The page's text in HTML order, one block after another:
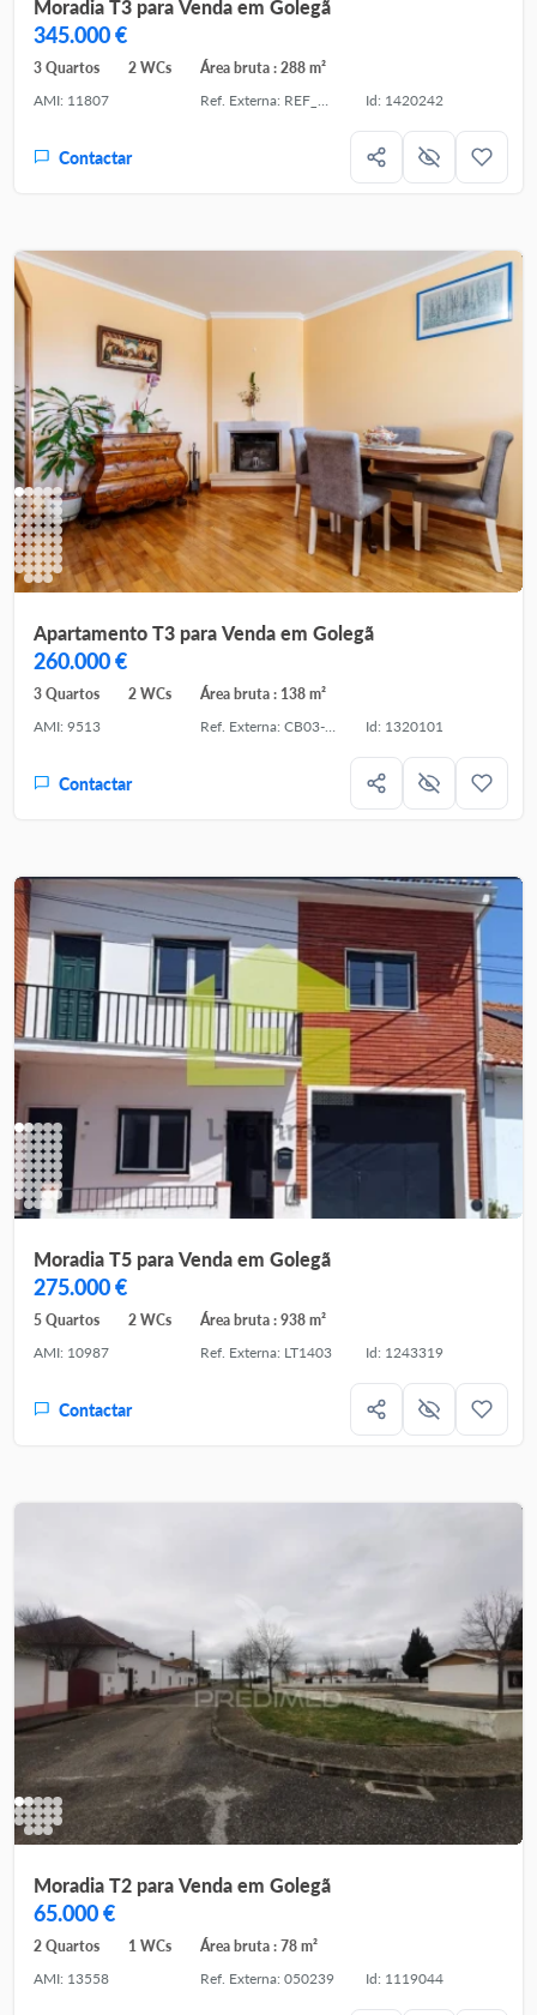
Moradia T3 para Venda em Golegã
345.000 €
3 Quartos 2 WCs
Área bruta : 288 m²
AMI: 11807
Ref. Externa: REF_CAS_185 Id: 1420242
Contactar
Apartamento T3 para Venda em Golegã
260.000 €
3 Quartos 2 WCs
Área bruta : 138 m²
AMI: 9513
Ref. Externa: CB03-1155 Id: 1320101
Contactar
Moradia T5 para Venda em Golegã
275.000 €
5 Quartos 2 WCs
Área bruta : 938 m²
AMI: 10987
Ref. Externa: LT1403 Id: 1243319
Contactar
Moradia T2 para Venda em Golegã
65.000 €
2 Quartos 1 WCs
Área bruta : 78 m²
AMI: 13558
Ref. Externa: 050239 Id: 1119044